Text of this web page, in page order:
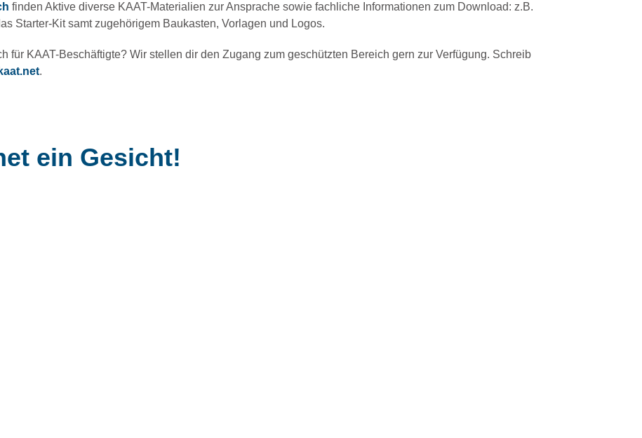
finden Aktive diverse KAAT-Materialien zur Ansprache sowie fachliche Informationen zum Download: z.B.
Starter-Kit samt zugehörigem Baukasten, Vorlagen und Logos.
für KAAT-Beschäftigte? Wir stellen dir den Zugang zum geschützten Bereich gern zur Verfügung. Schreib
.
ein Gesicht!